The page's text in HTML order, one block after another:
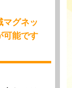
マグネッ
可能です